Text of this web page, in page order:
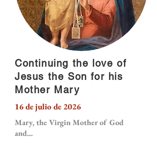
Continuing the love of
Jesus the Son for his
Mother Mary
16 de julio de 2026
Mary, the Virgin Mother of God
and...